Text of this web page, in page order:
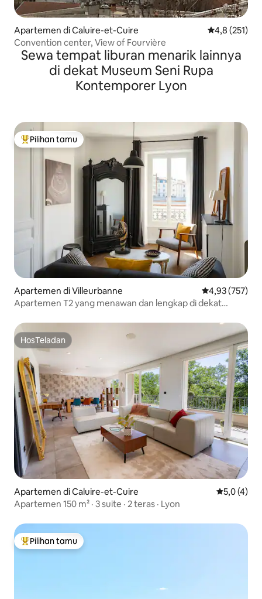
Apartemen di Caluire-et-Cuire Nilai rata-
4,8 (251)
Convention center, View of Fourvière
Sewa tempat liburan menarik lainnya
di dekat Museum Seni Rupa
Kontemporer Lyon
Pilihan tamu terpopuler
Pilihan tamu
Apartemen di Villeurbanne Nilai rata-rata
4,93 (757)
Apartemen T2 yang menawan dan lengkap di dekat
HosTeladan
HosTeladan
Apartemen di Caluire-et-Cuire Nilai rata-
5,0 (4)
Apartemen 150 m² · 3 suite · 2 teras · Lyon
Pilihan tamu terpopuler
Pilihan tamu